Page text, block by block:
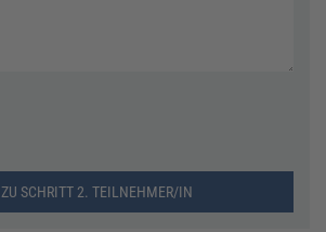
ZU SCHRITT 2. TEILNEHMER/IN